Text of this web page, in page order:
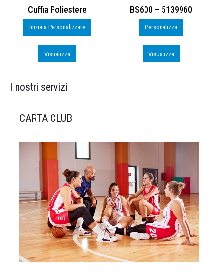
Cuffia Poliestere
Inizia a Personalizzare
Visualizza
BS600 – 5139960
Personalizza
Visualizza
I nostri servizi
CARTA CLUB